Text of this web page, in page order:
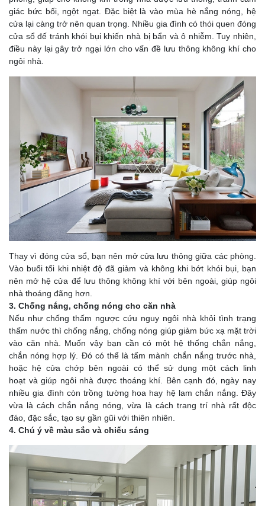
giác bức bối, ngột ngạt. Đặc biệt là vào mùa hè nắng nóng, hệ
cửa lại càng trở nên quan trọng. Nhiều gia đình có thói quen đóng
cửa sổ đế tránh khói bụi khiến nhà bị bẩn và ô nhiễm. Tuy nhiên,
điều này lại gây trở ngại lớn cho vấn đề lưu thông không khí cho
ngôi nhà.
Thay vì đóng cửa sổ, bạn nên mở cửa lưu thông giữa các phòng.
Vào buổi tối khi nhiệt độ đã giảm và không khi bớt khói bụi, bạn
nên mở hệ cửa để lưu thông không khí với bên ngoài, giúp ngôi
nhà thoáng đãng hơn.
3. Chống nắng, chống nóng cho căn nhà
Nếu như chống thấm ngược cứu nguy ngôi nhà khỏi tình trạng
thấm nước thì chống nắng, chống nóng giúp giảm bức xạ mặt trời
vào căn nhà. Muốn vậy bạn cần có một hệ thống chắn nắng,
chắn nóng hợp lý. Đó có thể là tấm mành chắn nắng trước nhà,
hoặc hệ cửa chớp bên ngoài có thể sử dụng một cách linh
hoạt và giúp ngôi nhà được thoáng khí. Bên cạnh đó, ngày nay
nhiều gia đình còn trồng tường hoa hay hệ lam chắn nắng. Đây
vừa là cách chắn nắng nóng, vừa là cách trang trí nhà rất độc
đáo, đặc sắc, tạo sự gần gũi với thiên nhiên.
4. Chú ý về màu sắc và chiếu sáng